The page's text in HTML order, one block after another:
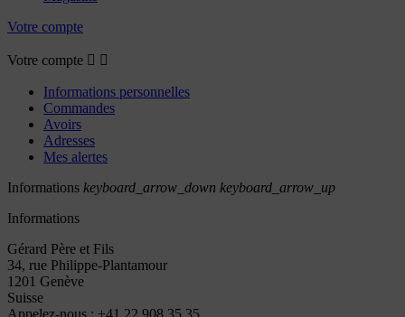
Votre compte
Votre compte  
Informations personnelles
Commandes
Avoirs
Adresses
Mes alertes
Informations keyboard_arrow_down keyboard_arrow_up
Informations
Gérard Père et Fils
34, rue Philippe-Plantamour
1201 Genève
Suisse